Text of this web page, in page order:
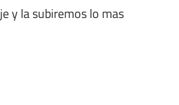
y la subiremos lo mas